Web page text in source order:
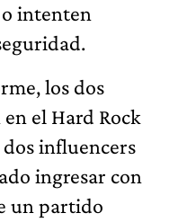
intenten
los dos
el Hard Rock
influencers
ingresar con
un partido